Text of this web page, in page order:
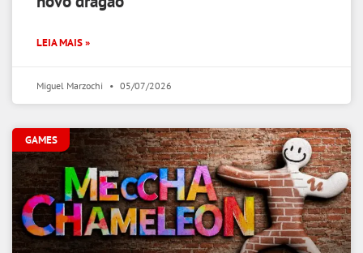
LEIA MAIS »
Miguel Marzochi 05/07/2026
GAMES